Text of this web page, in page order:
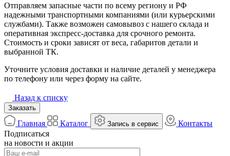
Отправляем запасные части по всему региону и РФ
надежными транспортными компаниями (или курьерскими
службами). Также возможен самовывоз с нашего склада и
оперативная экспресс-доставка для срочного ремонта.
Стоимость и сроки зависят от веса, габаритов детали и
выбранной ТК.
Уточните условия доставки и наличие деталей у менеджера
по телефону или через форму на сайте.
Назад к списку
Заказать
Главная Каталог Запись в сервис
Контакты
Подписаться
на новости и акции